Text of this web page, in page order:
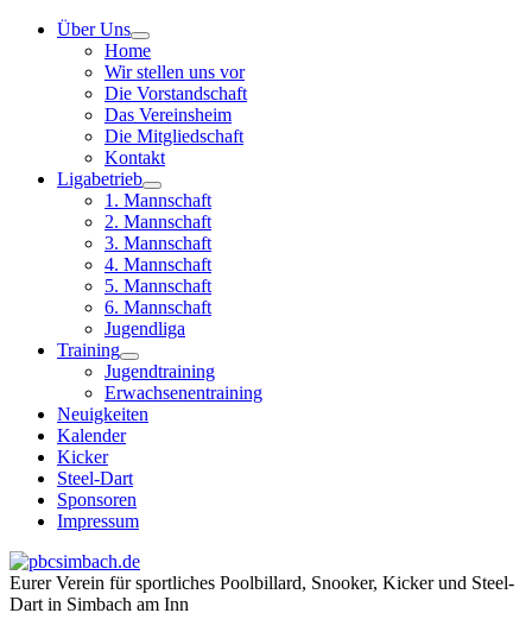
Über Uns
Home
Wir stellen uns vor
Die Vorstandschaft
Das Vereinsheim
Die Mitgliedschaft
Kontakt
Ligabetrieb
1. Mannschaft
2. Mannschaft
3. Mannschaft
4. Mannschaft
5. Mannschaft
6. Mannschaft
Jugendliga
Training
Jugendtraining
Erwachsenentraining
Neuigkeiten
Kalender
Kicker
Steel-Dart
Sponsoren
Impressum
Eurer Verein für sportliches Poolbillard, Snooker, Kicker und Steel-
Dart in Simbach am Inn